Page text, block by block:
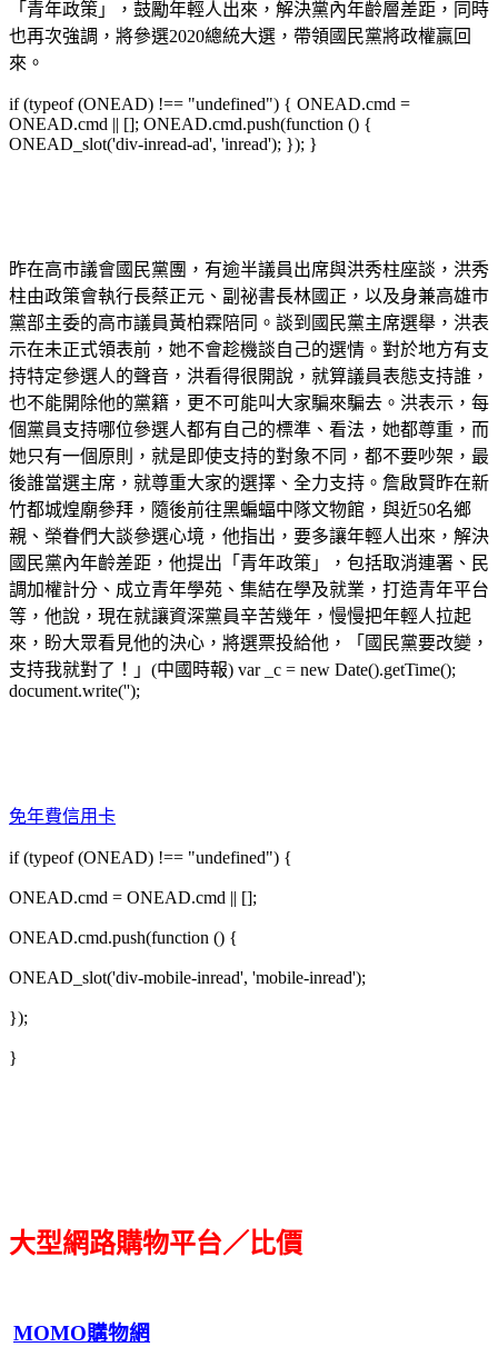
「青年政策」，鼓勵年輕人出來，解決黨內年齡層差距，同時
也再次強調，將參選2020總統大選，帶領國民黨將政權贏回
來。
if (typeof (ONEAD) !== "undefined") { ONEAD.cmd =
ONEAD.cmd || []; ONEAD.cmd.push(function () {
ONEAD_slot('div-inread-ad', 'inread'); }); }
昨在高巿議會國民黨團，有逾半議員出席與洪秀柱座談，洪秀
柱由政策會執行長蔡正元、副祕書長林國正，以及身兼高雄巿
黨部主委的高市議員黃柏霖陪同。談到國民黨主席選舉，洪表
示在未正式領表前，她不會趁機談自己的選情。對於地方有支
持特定參選人的聲音，洪看得很開說，就算議員表態支持誰，
也不能開除他的黨籍，更不可能叫大家騙來騙去。洪表示，每
個黨員支持哪位參選人都有自己的標準、看法，她都尊重，而
她只有一個原則，就是即使支持的對象不同，都不要吵架，最
後誰當選主席，就尊重大家的選擇、全力支持。詹啟賢昨在新
竹都城煌廟參拜，隨後前往黑蝙蝠中隊文物館，與近50名鄉
親、榮眷們大談參選心境，他指出，要多讓年輕人出來，解決
國民黨內年齡差距，他提出「青年政策」，包括取消連署、民
調加權計分、成立青年學苑、集結在學及就業，打造青年平台
等，他說，現在就讓資深黨員辛苦幾年，慢慢把年輕人拉起
來，盼大眾看見他的決心，將選票投給他，「國民黨要改變，
支持我就對了！」(中國時報) var _c = new Date().getTime();
document.write('');
免年費信用卡
if (typeof (ONEAD) !== "undefined") {
ONEAD.cmd = ONEAD.cmd || [];
ONEAD.cmd.push(function () {
ONEAD_slot('div-mobile-inread', 'mobile-inread');
});
}
大型網路購物平台／比價
MOMO購物網